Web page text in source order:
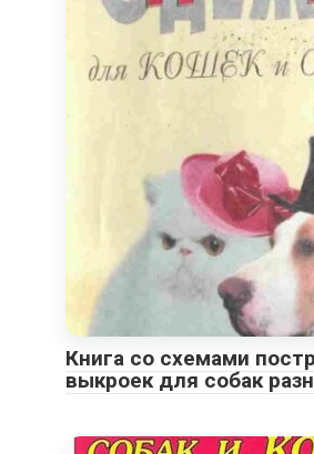
Книга со схемами
выкроек для собак